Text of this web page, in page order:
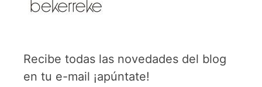
Recibe todas las novedades del blog
en tu e-mail ¡apúntate!